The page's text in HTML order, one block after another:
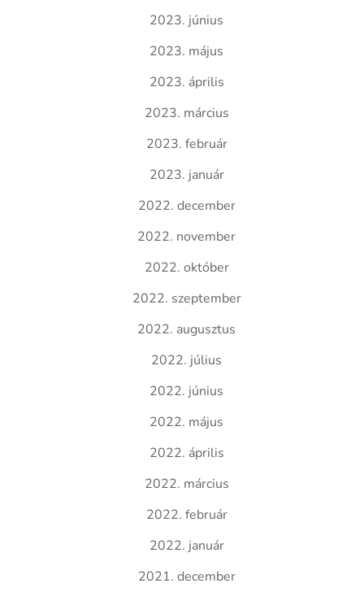
2023. június
2023. május
2023. április
2023. március
2023. február
2023. január
2022. december
2022. november
2022. október
2022. szeptember
2022. augusztus
2022. július
2022. június
2022. május
2022. április
2022. március
2022. február
2022. január
2021. december